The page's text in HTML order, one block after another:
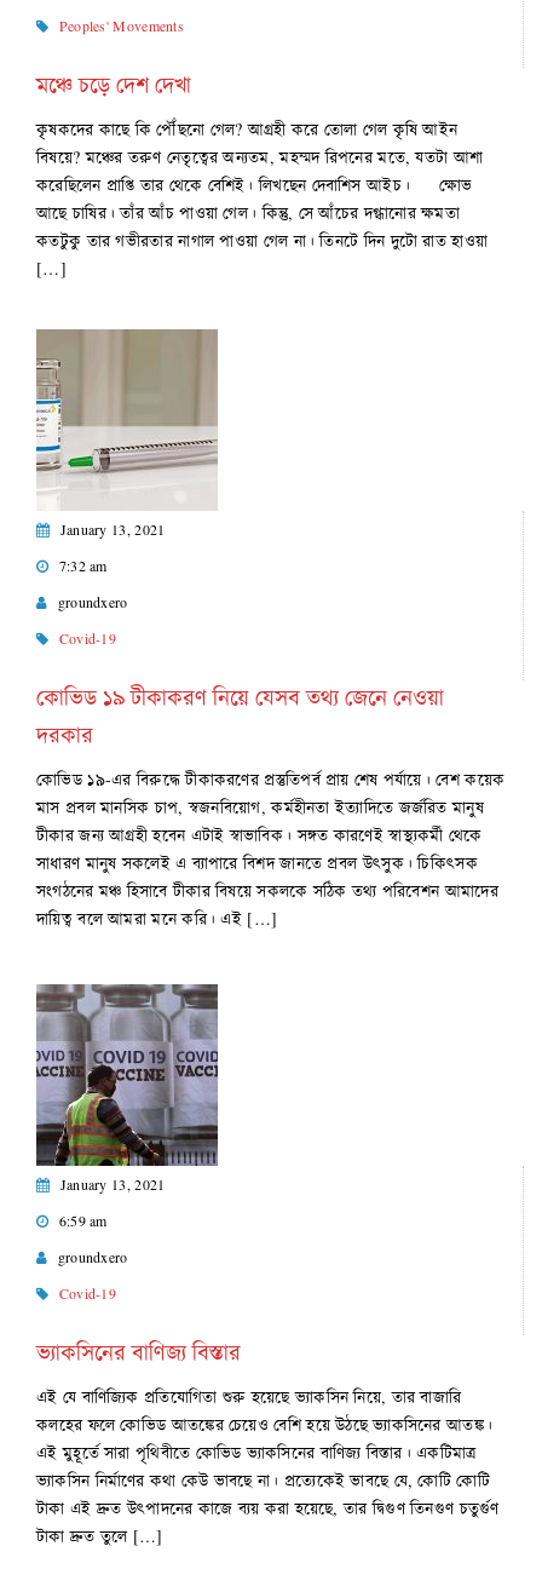
Peoples' Movements
মঞ্চে চড়ে দেশ দেখা
কৃষকদের কাছে কি পৌঁছনো গেল? আগ্রহী করে তোলা গেল কৃষি আইন
বিষয়ে? মঞ্চের তরুণ নেতৃত্বের অন্যতম, মহম্মদ রিপনের মতে, যতটা আশা
করেছিলেন প্রাপ্তি তার থেকে বেশিই। লিখছেন দেবাশিস আইচ। ক্ষোভ
আছে চাষির। তাঁর আঁচ পাওয়া গেল। কিন্তু, সে আঁচের দগ্ধানোর ক্ষমতা
কতটুকু তার গভীরতার নাগাল পাওয়া গেল না। তিনটে দিন দুটো রাত হাওয়া
[…]
January 13, 2021
7:32 am
groundxero
Covid-19
কোভিড ১৯ টীকাকরণ নিয়ে যেসব তথ্য জেনে নেওয়া
দরকার
কোভিড ১৯-এর বিরুদ্ধে টীকাকরণের প্রস্তুতিপর্ব প্রায় শেষ পর্যায়ে। বেশ কয়েক
মাস প্রবল মানসিক চাপ, স্বজনবিয়োগ, কর্মহীনতা ইত্যাদিতে জর্জরিত মানুষ
টীকার জন্য আগ্রহী হবেন এটাই স্বাভাবিক। সঙ্গত কারণেই স্বাস্থ্যকর্মী থেকে
সাধারণ মানুষ সকলেই এ ব্যাপারে বিশদ জানতে প্রবল উৎসুক। চিকিৎসক
সংগঠনের মঞ্চ হিসাবে টীকার বিষয়ে সকলকে সঠিক তথ্য পরিবেশন আমাদের
দায়িত্ব বলে আমরা মনে করি। এই […]
January 13, 2021
6:59 am
groundxero
Covid-19
ভ্যাকসিনের বাণিজ্য বিস্তার
এই যে বাণিজ্যিক প্রতিযোগিতা শুরু হয়েছে ভ্যাকসিন নিয়ে, তার বাজারি
কলহের ফলে কোভিড আতঙ্কের চেয়েও বেশি হয়ে উঠছে ভ্যাকসিনের আতঙ্ক।
এই মুহূর্তে সারা পৃথিবীতে কোভিড ভ্যাকসিনের বাণিজ্য বিস্তার। একটিমাত্র
ভ্যাকসিন নির্মাণের কথা কেউ ভাবছে না। প্রত্যেকেই ভাবছে যে, কোটি কোটি
টাকা এই দ্রুত উৎপাদনের কাজে ব্যয় করা হয়েছে, তার দ্বিগুণ তিনগুণ চতুর্গুণ
টাকা দ্রুত তুলে […]